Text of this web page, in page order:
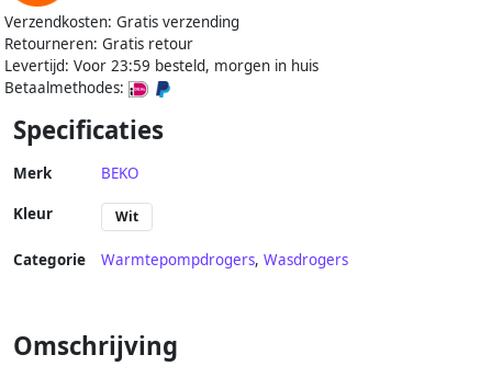
Verzendkosten: Gratis verzending
Retourneren: Gratis retour
Levertijd: Voor 23:59 besteld, morgen in huis
Betaalmethodes:
Specificaties
Merk BEKO
Kleur Wit
Categorie Warmtepompdrogers, Wasdrogers
Omschrijving